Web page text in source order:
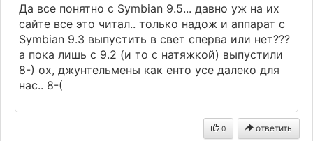
Да все понятно с Symbian 9.5... давно уж на их
сайте все это читал.. только надож и аппарат с
Symbian 9.3 выпустить в свет сперва или нет???
а пока лишь с 9.2 (и то с натяжкой) выпустили
8-) ох, джунтельмены как енто усе далеко для
нас.. 8-(
0 ответить